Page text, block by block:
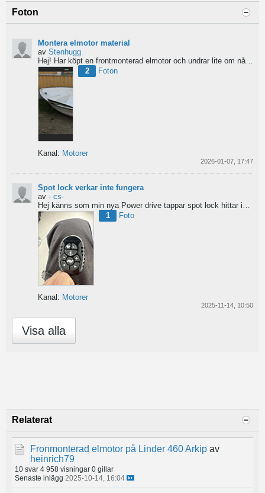
Foton
Montera elmotor material
av Stenhugg
Hej! Har köpt en frontmonterad elmotor och undrar lite om nån har någon tips hur man ska börja bygga...
2
Foton
Kanal: Motorer
2026-01-07, 17:47
Spot lock verkar inte fungera
av - cs-
Hej känns som min nya Power drive tappar spot lock hittar inga manualer eller tips...
1
Foto
Kanal: Motorer
2025-11-14, 10:50
Visa alla
Relaterat
Fronmonterad elmotor på Linder 460 Arkip av
heinrich79
10 svar 4 958 visningar 0 gillar
Senaste inlägg 2025-10-14, 16:04